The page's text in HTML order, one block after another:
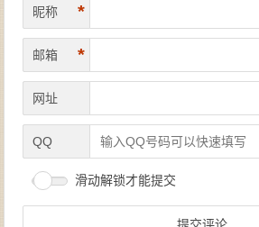
昵称 *
邮箱 *
网址
QQ
滑动解锁才能提交